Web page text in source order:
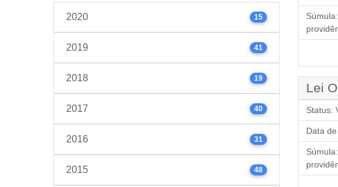
2020 15
2019 41
2018 19
2017 40
2016 31
2015 48
Súmula:
Lei
Status:
Data
Súmula: